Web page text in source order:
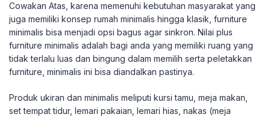
Cowakan Atas, karena memenuhi kebutuhan masyarakat yang
juga memiliki konsep rumah minimalis hingga klasik, furniture
minimalis bisa menjadi opsi bagus agar sinkron. Nilai plus
furniture minimalis adalah bagi anda yang memiliki ruang yang
tidak terlalu luas dan bingung dalam memilih serta peletakkan
furniture, minimalis ini bisa diandalkan pastinya.
Produk ukiran dan minimalis meliputi kursi tamu, meja makan,
set tempat tidur, lemari pakaian, lemari hias, nakas (meja